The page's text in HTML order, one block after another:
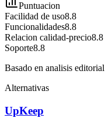
Puntuacion
Facilidad de uso8.8
Funcionalidades8.8
Relacion calidad-precio8.8
Soporte8.8
Basado en analisis editorial
Alternativas
UpKeep